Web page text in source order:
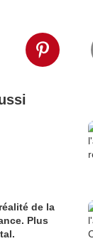
de la
Plus